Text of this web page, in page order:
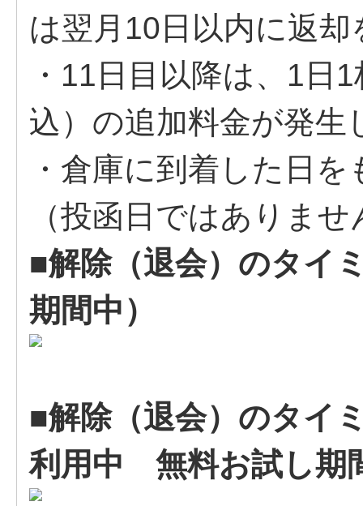
は翌月10日以内に返
・11日目以降は、1日
込）の追加料金が発生
・倉庫に到着した日
（投函日ではありませ
■解除（退会）のタイ
期間中）
■解除（退会）のタイ
利用中 無料お試し期